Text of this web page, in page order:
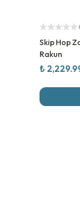
Skip Hop
Rakun
₺